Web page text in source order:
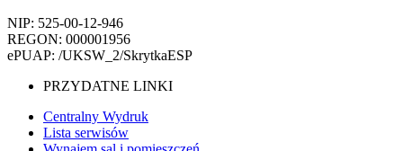
NIP: 525-00-12-946
REGON: 000001956
ePUAP: /UKSW_2/SkrytkaESP
PRZYDATNE LINKI
Centralny Wydruk
Lista serwisów